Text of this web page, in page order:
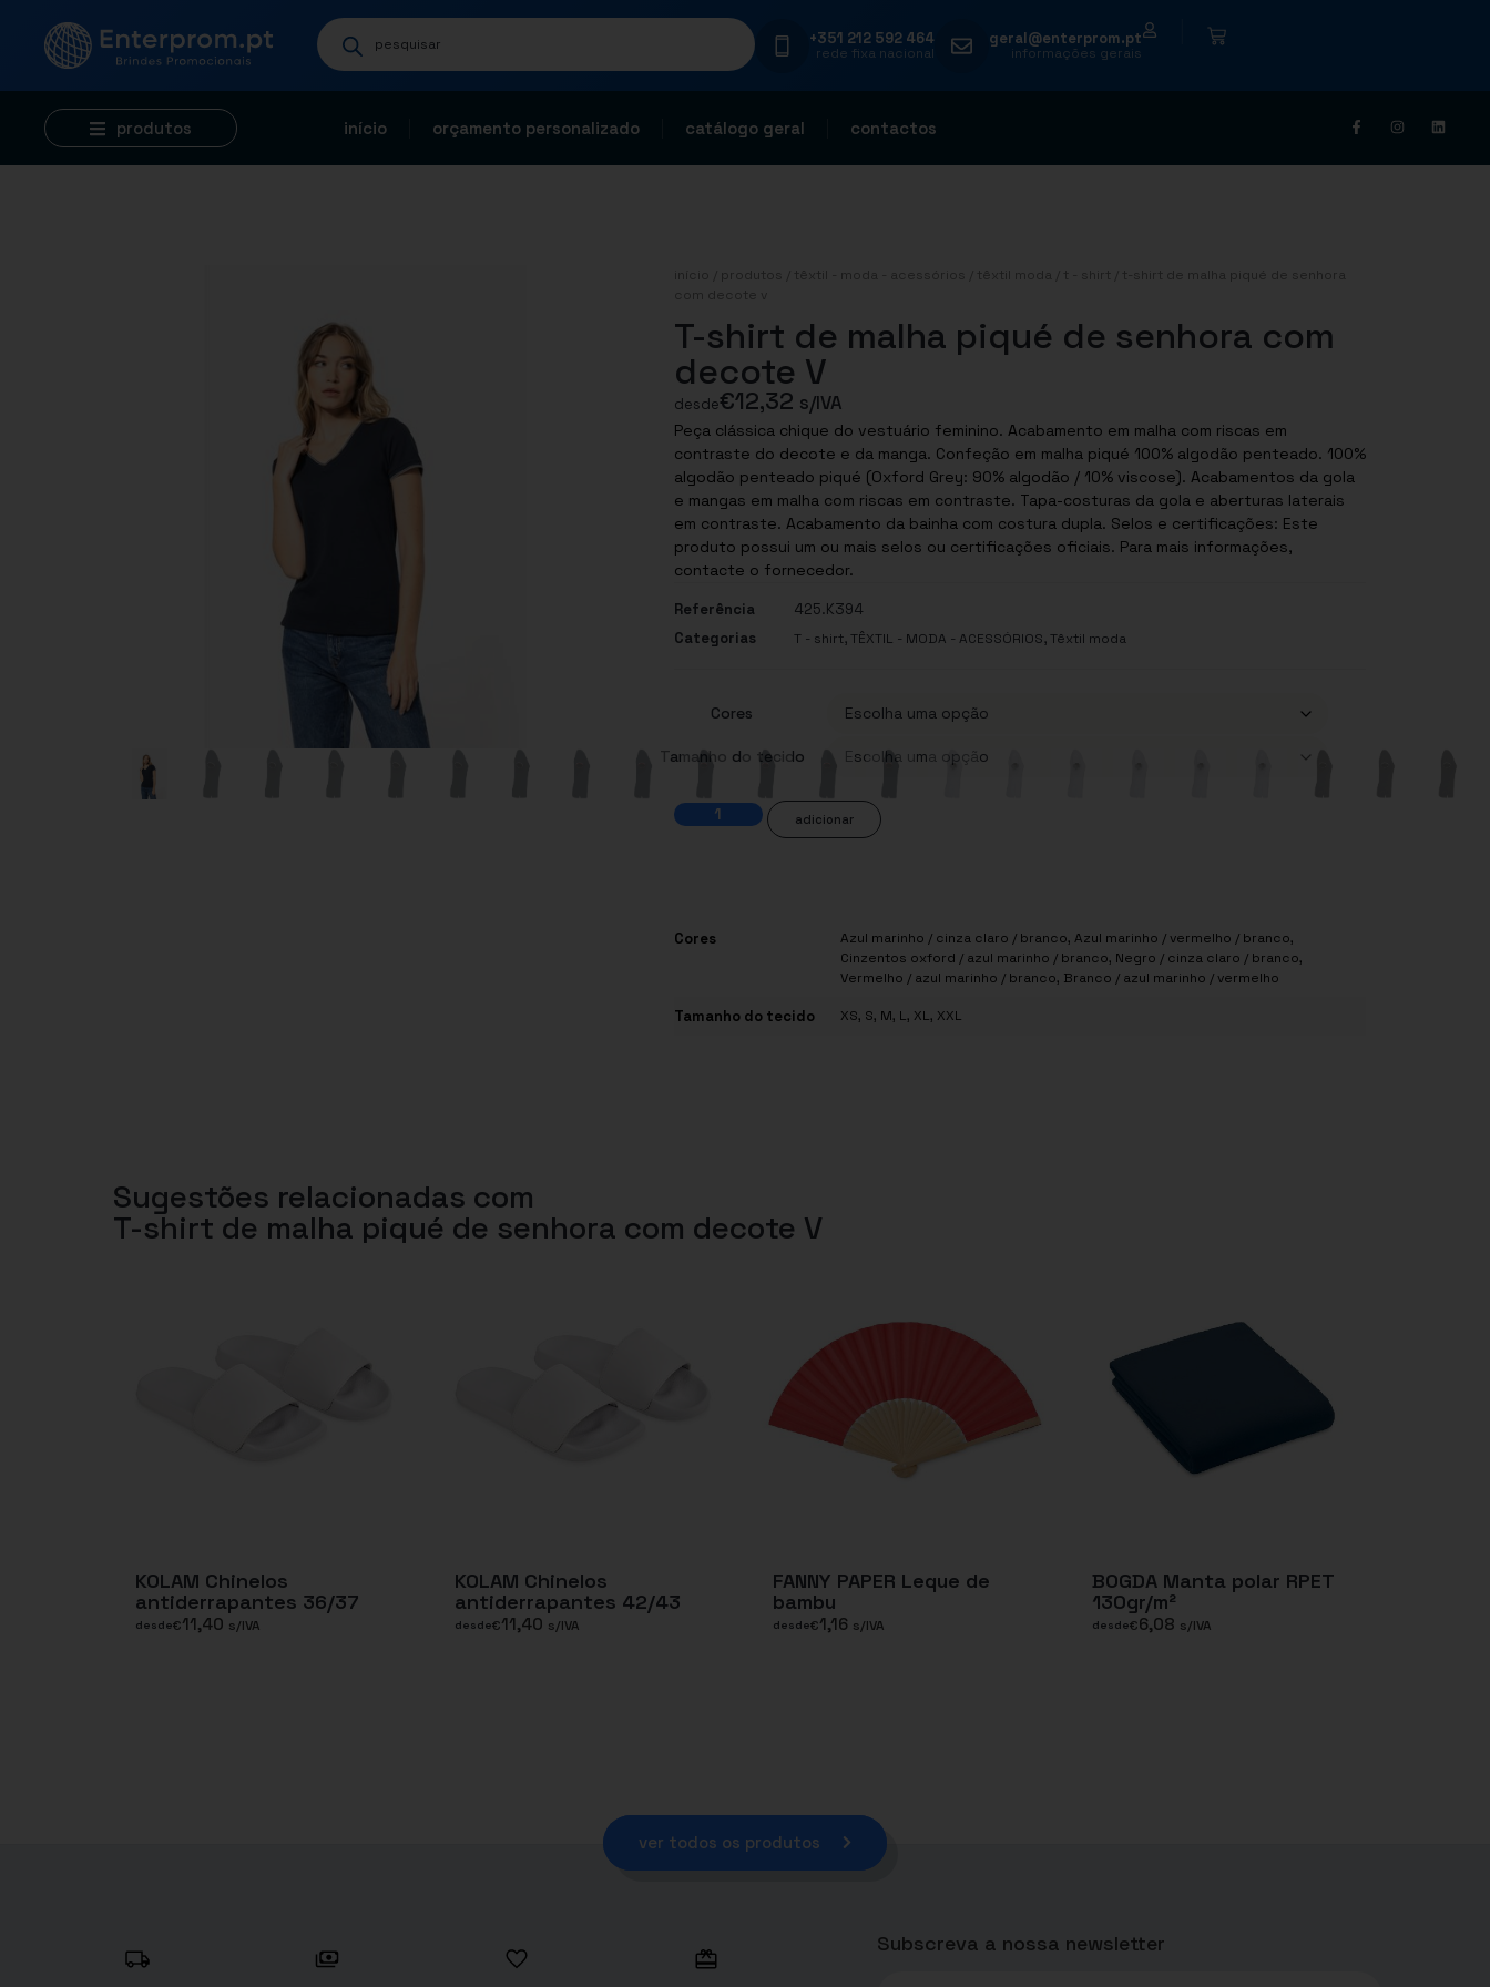
+351 212 592 464
rede fixa nacional
geral@enterprom.pt
informações gerais
produtos início orçamento personalizado catálogo geral contactos
início produtos têxtil - moda - acessórios têxtil moda t - shirt
/ t-shirt de malha piqué de senhora
com decote v
T-shirt de malha piqué de senhora com
decote V
desde€12,32 s/IVA
Peça clássica chique do vestuário feminino. Acabamento em malha com riscas em
contraste do decote e da manga. Confeção em malha piqué 100% algodão penteado. 100%
algodão penteado piqué (Oxford Grey: 90% algodão / 10% viscose). Acabamentos da gola
e mangas em malha com riscas em contraste. Tapa-costuras da gola e aberturas laterais
em contraste. Acabamento da bainha com costura dupla. Selos e certificações: Este
produto possui um ou mais selos ou certificações oficiais. Para mais informações,
contacte o fornecedor.
Referência
425.K394
Categorias
T - shirt,TÊXTIL - MODA - ACESSÓRIOS,Têxtil moda
Cores
Tamanho do tecido
adicionar
Cores
Azul marinho / cinza claro / branco, Azul marinho / vermelho / branco,
Cinzentos oxford / azul marinho / branco, Negro / cinza claro / branco,
Vermelho / azul marinho / branco, Branco / azul marinho / vermelho
Tamanho do tecido XS, S, M, L, XL, XXL
Sugestões relacionadas com
T-shirt de malha piqué de senhora com decote V
KOLAM Chinelos
antiderrapantes 36/37
desde€11,40 s/IVA
KOLAM Chinelos
antiderrapantes 42/43
desde€11,40 s/IVA
FANNY PAPER Leque de
bambu
desde€1,16 s/IVA
BOGDA Manta polar RPET
130gr/m²
desde€6,08 s/IVA
ver todos os produtos
Subscreva a nossa newsletter